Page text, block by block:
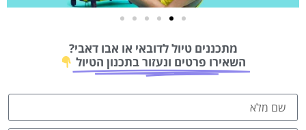
מציאת
טיסה זולה?
מתכננים טיול לדובאי או אבו דאבי?
השאירו פרטים ונעזור בתכנון הטיול